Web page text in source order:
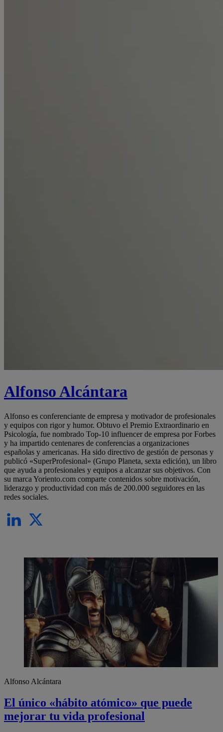
Alfonso Alcántara
Alfonso es conferenciante de empresa y motivador de profesionales
y equipos con rigor y humor. Obtuvo el Premio Extraordinario en
Psicología, fue nombrado Top-10 influencer de empresa por Forbes
y ha impartido centenares de conferencias a organizaciones
españolas y americanas. Ha sido directivo de gestión de personas y
publicó «SuperProfesional» (Grupo Planeta, sexta edición), un libro
que ayuda a profesionales y equipos a alcanzar sus objetivos. Con
su marca Yoriento.com comparte contenidos sobre motivación,
liderazgo y productividad con más de 200.000 seguidores en las
redes sociales.
Alfonso Alcántara
El único «hábito atómico» que puede
mejorar tu vida profesional